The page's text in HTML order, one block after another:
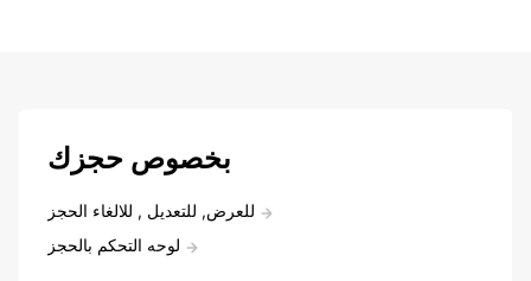
بخصوص حجزك
للعرض, للتعديل , للالغاء الحجز
لوحه التحكم بالحجز